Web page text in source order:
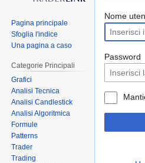
Jump
to
navigation
Jump
to
search
Nome
Password
Pagina principale
Sfoglia l'indice
Una pagina a caso
Categorie Principali
Grafici
Analisi Tecnica
Analisi Candlestick
Analisi Algoritmica
Formule
Patterns
Trader
Trading